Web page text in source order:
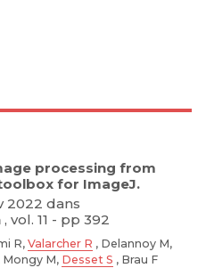
processing from
for ImageJ.
2022 dans
, vol. 11 - pp 392
R,Valarcher R , Delannoy M,
Mongy M, Desset S , Brau F